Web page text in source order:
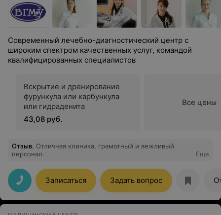
Современный лечебно-диагностический центр с
широким спектром качественных услуг, командой
квалифицированных специалистов
Вскрытие и дренирование
фурункула или карбункула
или гидраденита
43,08 руб.
Все цены
Отзыв. Отличная клиника, грамотный и вежливый
персонал.
Еще
Записаться Задать вопрос